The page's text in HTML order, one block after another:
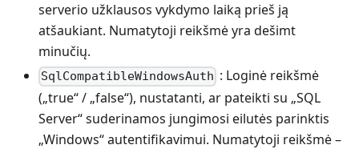
serverio užklausos vykdymo laiką prieš ją
atšaukiant. Numatytoji reikšmė yra dešimt
minučių.
SqlCompatibleWindowsAuth : Loginė reikšmė
(„true“ / „false“), nustatanti, ar pateikti su „SQL
Server“ suderinamos jungimosi eilutės parinktis
„Windows“ autentifikavimui. Numatytoji reikšmė –